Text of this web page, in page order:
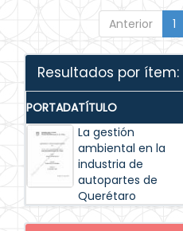
Anterior 1
Resultados por ítem:
PORTADATÍTULO
La gestión
ambiental en la
industria de
autopartes de
Querétaro